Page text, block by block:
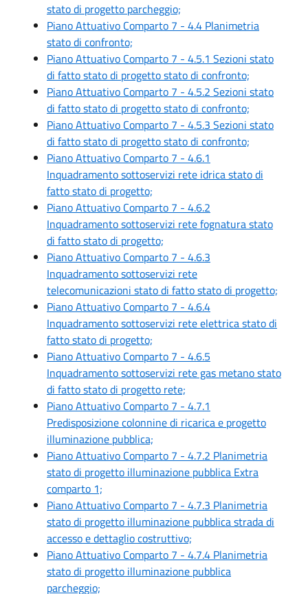
stato di progetto parcheggio;
Piano Attuativo Comparto 7 - 4.4 Planimetria
stato di confronto;
Piano Attuativo Comparto 7 - 4.5.1 Sezioni stato
di fatto stato di progetto stato di confronto;
Piano Attuativo Comparto 7 - 4.5.2 Sezioni stato
di fatto stato di progetto stato di confronto;
Piano Attuativo Comparto 7 - 4.5.3 Sezioni stato
di fatto stato di progetto stato di confronto;
Piano Attuativo Comparto 7 - 4.6.1
Inquadramento sottoservizi rete idrica stato di
fatto stato di progetto;
Piano Attuativo Comparto 7 - 4.6.2
Inquadramento sottoservizi rete fognatura stato
di fatto stato di progetto;
Piano Attuativo Comparto 7 - 4.6.3
Inquadramento sottoservizi rete
telecomunicazioni stato di fatto stato di progetto;
Piano Attuativo Comparto 7 - 4.6.4
Inquadramento sottoservizi rete elettrica stato di
fatto stato di progetto;
Piano Attuativo Comparto 7 - 4.6.5
Inquadramento sottoservizi rete gas metano stato
di fatto stato di progetto rete;
Piano Attuativo Comparto 7 - 4.7.1
Predisposizione colonnine di ricarica e progetto
illuminazione pubblica;
Piano Attuativo Comparto 7 - 4.7.2 Planimetria
stato di progetto illuminazione pubblica Extra
comparto 1;
Piano Attuativo Comparto 7 - 4.7.3 Planimetria
stato di progetto illuminazione pubblica strada di
accesso e dettaglio costruttivo;
Piano Attuativo Comparto 7 - 4.7.4 Planimetria
stato di progetto illuminazione pubblica
parcheggio;